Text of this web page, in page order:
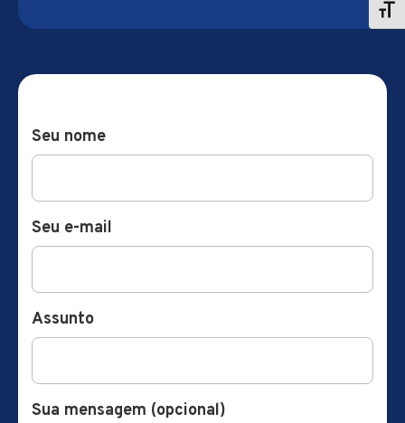
Seu nome
Seu e-mail
Assunto
Sua mensagem (opcional)